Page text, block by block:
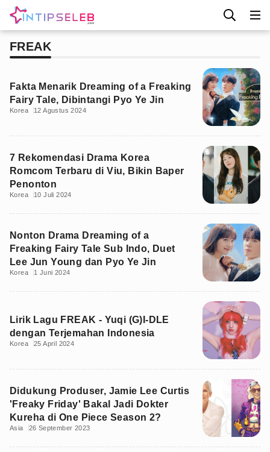
FREAK
Fakta Menarik Dreaming of a Freaking
Fairy Tale, Dibintangi Pyo Ye Jin
Korea 12 Agustus 2024
7 Rekomendasi Drama Korea
Romcom Terbaru di Viu, Bikin Baper
Penonton
Korea 10 Juli 2024
Nonton Drama Dreaming of a
Freaking Fairy Tale Sub Indo, Duet
Lee Jun Young dan Pyo Ye Jin
Korea 1 Juni 2024
Lirik Lagu FREAK - Yuqi (G)I-DLE
dengan Terjemahan Indonesia
Korea 25 April 2024
Didukung Produser, Jamie Lee Curtis
'Freaky Friday' Bakal Jadi Dokter
Kureha di One Piece Season 2?
Asia 26 September 2023